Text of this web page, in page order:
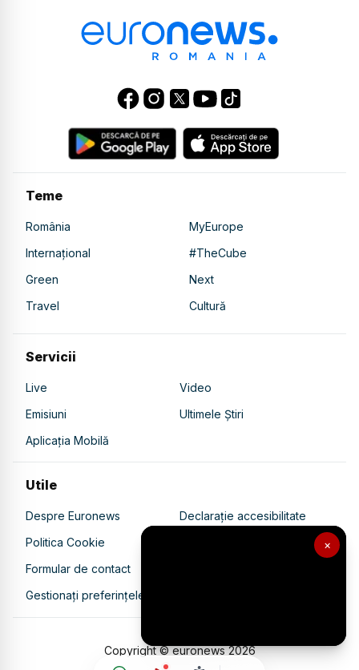
×
Teme
România
MyEurope
Internațional
#TheCube
Green
Next
Travel
Cultură
Servicii
Live
Video
Emisiuni
Ultimele Știri
Aplicația Mobilă
Utile
Despre Euronews
Declarație accesibilitate
Politica Cookie
Politica de confidențialitate
Formular de contact
Gestionați preferințele
Copyright © euronews2026